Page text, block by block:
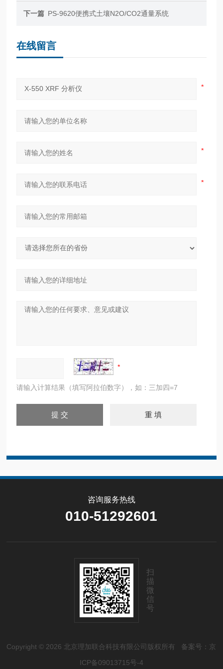
下一篇 PS-9620便携式土壤N2O/CO2通量系统
在线留言
请输入计算结果（填写阿拉伯数字），如：三加四=7
咨询服务热线
010-51292601
扫
描
微
信
号
Copyright © 2026 北京理加联合科技有限公司版权所有 备案号：京
ICP备09013715号-4